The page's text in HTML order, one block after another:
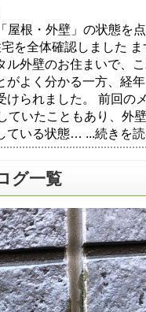
屋根・外壁」の状態を
を全体確認しました
ル外壁のお住まいで、
がよく分かる一方、経
けられました。 前回の
ていたこともあり、外
ている状態… ...続きを
グ一覧